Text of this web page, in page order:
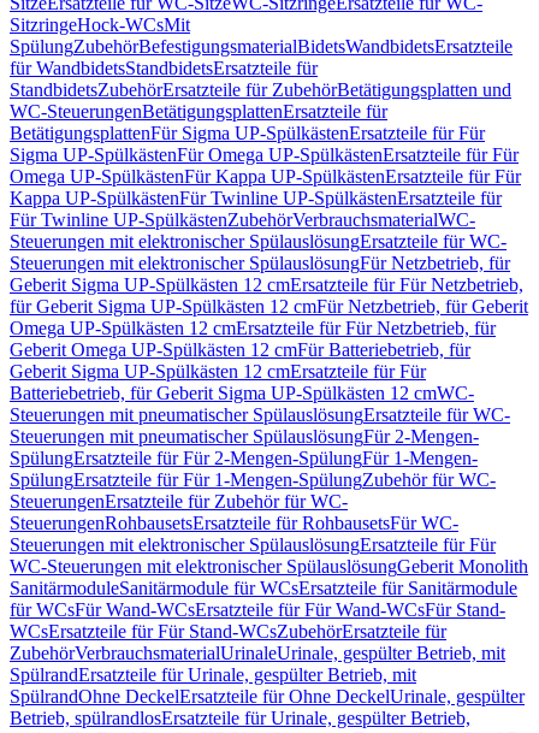
SitzringeHock-WCsMit
SpülungZubehörBefestigungsmaterialBidetsWandbidetsErsatzteile
für WandbidetsStandbidetsErsatzteile für
StandbidetsZubehörErsatzteile für ZubehörBetätigungsplatten und
WC-SteuerungenBetätigungsplattenErsatzteile für
BetätigungsplattenFür Sigma UP-SpülkästenErsatzteile für Für
Sigma UP-SpülkästenFür Omega UP-SpülkästenErsatzteile für Für
Omega UP-SpülkästenFür Kappa UP-SpülkästenErsatzteile für Für
Kappa UP-SpülkästenFür Twinline UP-SpülkästenErsatzteile für
Für Twinline UP-SpülkästenZubehörVerbrauchsmaterialWC-
Steuerungen mit elektronischer SpülauslösungErsatzteile für WC-
Steuerungen mit elektronischer SpülauslösungFür Netzbetrieb, für
Geberit Sigma UP-Spülkästen 12 cmErsatzteile für Für Netzbetrieb,
für Geberit Sigma UP-Spülkästen 12 cmFür Netzbetrieb, für Geberit
Omega UP-Spülkästen 12 cmErsatzteile für Für Netzbetrieb, für
Geberit Omega UP-Spülkästen 12 cmFür Batteriebetrieb, für
Geberit Sigma UP-Spülkästen 12 cmErsatzteile für Für
Batteriebetrieb, für Geberit Sigma UP-Spülkästen 12 cmWC-
Steuerungen mit pneumatischer SpülauslösungErsatzteile für WC-
Steuerungen mit pneumatischer SpülauslösungFür 2-Mengen-
SpülungErsatzteile für Für 2-Mengen-SpülungFür 1-Mengen-
SpülungErsatzteile für Für 1-Mengen-SpülungZubehör für WC-
SteuerungenErsatzteile für Zubehör für WC-
SteuerungenRohbausetsErsatzteile für RohbausetsFür WC-
Steuerungen mit elektronischer SpülauslösungErsatzteile für Für
WC-Steuerungen mit elektronischer SpülauslösungGeberit Monolith
SanitärmoduleSanitärmodule für WCsErsatzteile für Sanitärmodule
für WCsFür Wand-WCsErsatzteile für Für Wand-WCsFür Stand-
WCsErsatzteile für Für Stand-WCsZubehörErsatzteile für
ZubehörVerbrauchsmaterialUrinaleUrinale, gespülter Betrieb, mit
SpülrandErsatzteile für Urinale, gespülter Betrieb, mit
SpülrandOhne DeckelErsatzteile für Ohne DeckelUrinale, gespülter
Betrieb, spülrandlosErsatzteile für Urinale, gespülter Betrieb,